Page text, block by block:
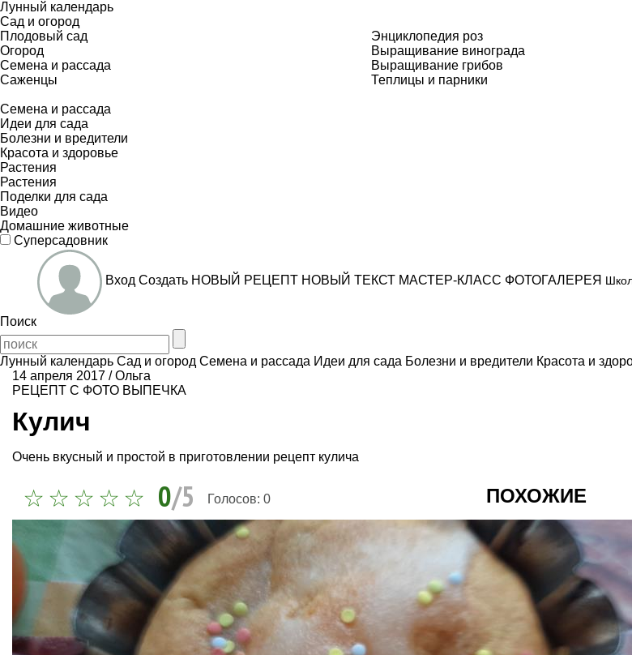
Лунный календарь
Сад и огород
Плодовый сад
Огород
Семена и рассада
Саженцы
Энциклопедия роз
Выращивание винограда
Выращивание грибов
Теплицы и парники
Семена и рассада
Идеи для сада
Болезни и вредители
Красота и здоровье
Растения
Растения
Поделки для сада
Видео
Домашние животные
Суперсадовник
Вход Создать НОВЫЙ РЕЦЕПТ НОВЫЙ ТЕКСТ МАСТЕР-КЛАСС ФОТОГАЛЕРЕЯ
Поиск
Лунный календарь Сад и огород Семена и рассада Идеи для сада Болезни и вредители Красота и
14 апреля 2017 /Ольга
РЕЦЕПТ С ФОТО ВЫПЕЧКА
Кулич
Очень вкусный и простой в приготовлении рецепт кулича
0/5 Голосов: 0 ПОХОЖИЕ